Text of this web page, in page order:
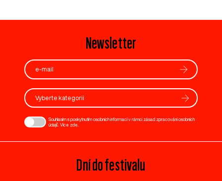
Newsletter
Vyberte kategorii
Souhlasím s poskytnutím osobních informací v rámci zásad zpracování osobních
údajů. Více zde
Dní do festivalu